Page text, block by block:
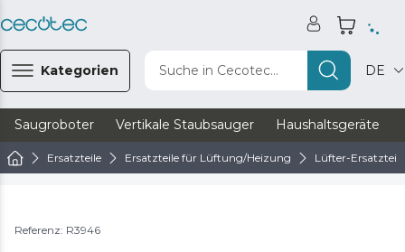
Kategorien Suche in Cecotec... DE
Saugroboter Vertikale Staubsauger Haushaltsgeräte
Ersatzteile Ersatzteile für Lüftung/Heizung Lüfter-Ersatzteile
Referenz: R3946